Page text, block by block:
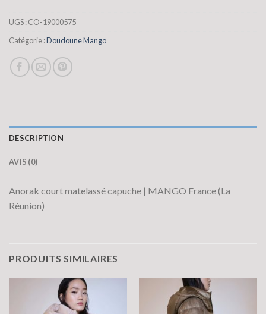
UGS :CO-19000575
Catégorie :Doudoune Mango
DESCRIPTION
AVIS (0)
Anorak court matelassé capuche | MANGO France (La
Réunion)
PRODUITS SIMILAIRES